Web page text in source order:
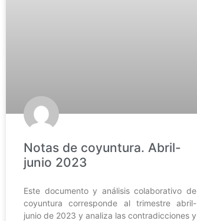
Notas de coyuntura. Abril-
junio 2023
Este documento y análisis colaborativo de
coyuntura corresponde al trimestre abril-
junio de 2023 y analiza las contradicciones y